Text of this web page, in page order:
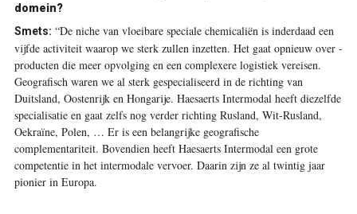
domein?
Smets: “De niche van vloeibare speciale chemicaliën is inderdaad een
vijfde activiteit waarop we sterk zullen inzetten. Het gaat opnieuw over ­
producten die meer opvolging en een complexere logistiek vereisen.
Geografisch waren we al sterk gespecialiseerd in de richting van
Duitsland, Oostenrijk en Hongarije. Haesaerts Intermodal heeft diezelfde
­specialisatie en gaat zelfs nog verder richting Rusland, Wit-Rusland,
Oekraïne, Polen, … Er is een belangrijke geografische
complementariteit. Bovendien heeft Haesaerts Intermodal een grote
competentie in het intermodale vervoer. Daarin zijn ze al twintig jaar
pionier in Europa.